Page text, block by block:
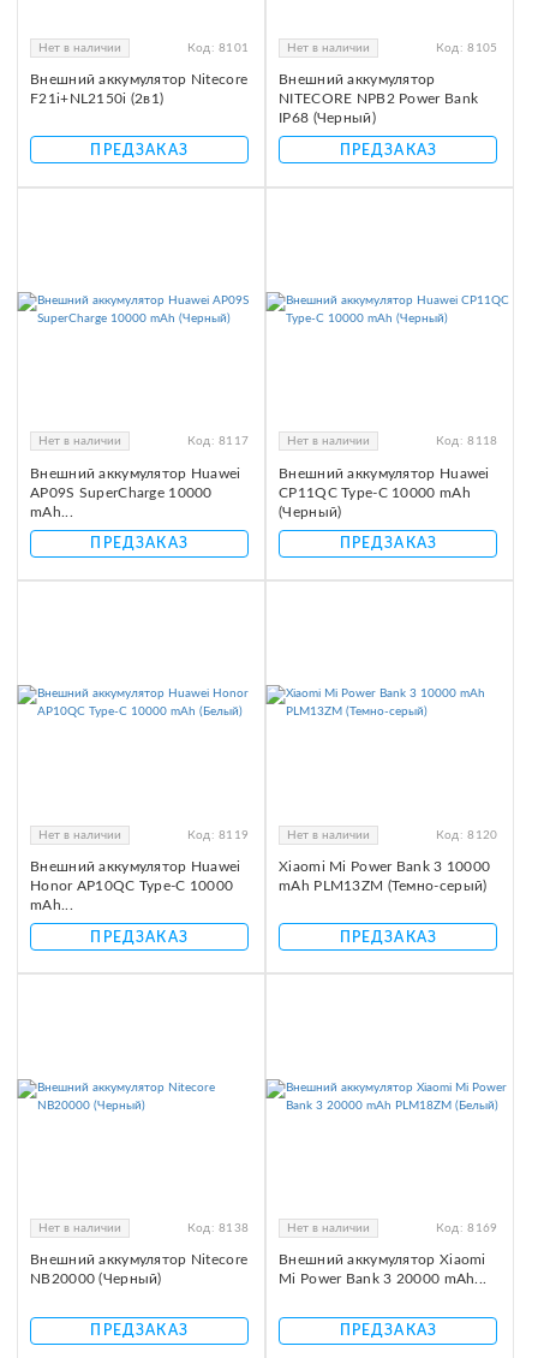
Нет в наличии Код: 8101
Внешний аккумулятор Nitecore
F21i+NL2150i (2в1)
ПРЕДЗАКАЗ
Нет в наличии Код: 8105
Внешний аккумулятор
NITECORE NPB2 Power Bank
IP68 (Черный)
ПРЕДЗАКАЗ
Нет в наличии Код: 8117
Внешний аккумулятор Huawei
AP09S SuperCharge 10000
mAh...
ПРЕДЗАКАЗ
Нет в наличии Код: 8118
Внешний аккумулятор Huawei
CP11QC Type-C 10000 mAh
(Черный)
ПРЕДЗАКАЗ
Нет в наличии Код: 8119
Внешний аккумулятор Huawei
Honor AP10QC Type-C 10000
mAh...
ПРЕДЗАКАЗ
Нет в наличии Код: 8120
Xiaomi Mi Power Bank 3 10000
mAh PLM13ZM (Темно-серый)
ПРЕДЗАКАЗ
Нет в наличии Код: 8138
Внешний аккумулятор Nitecore
NB20000 (Черный)
ПРЕДЗАКАЗ
Нет в наличии Код: 8169
Внешний аккумулятор Xiaomi
Mi Power Bank 3 20000 mAh...
ПРЕДЗАКАЗ